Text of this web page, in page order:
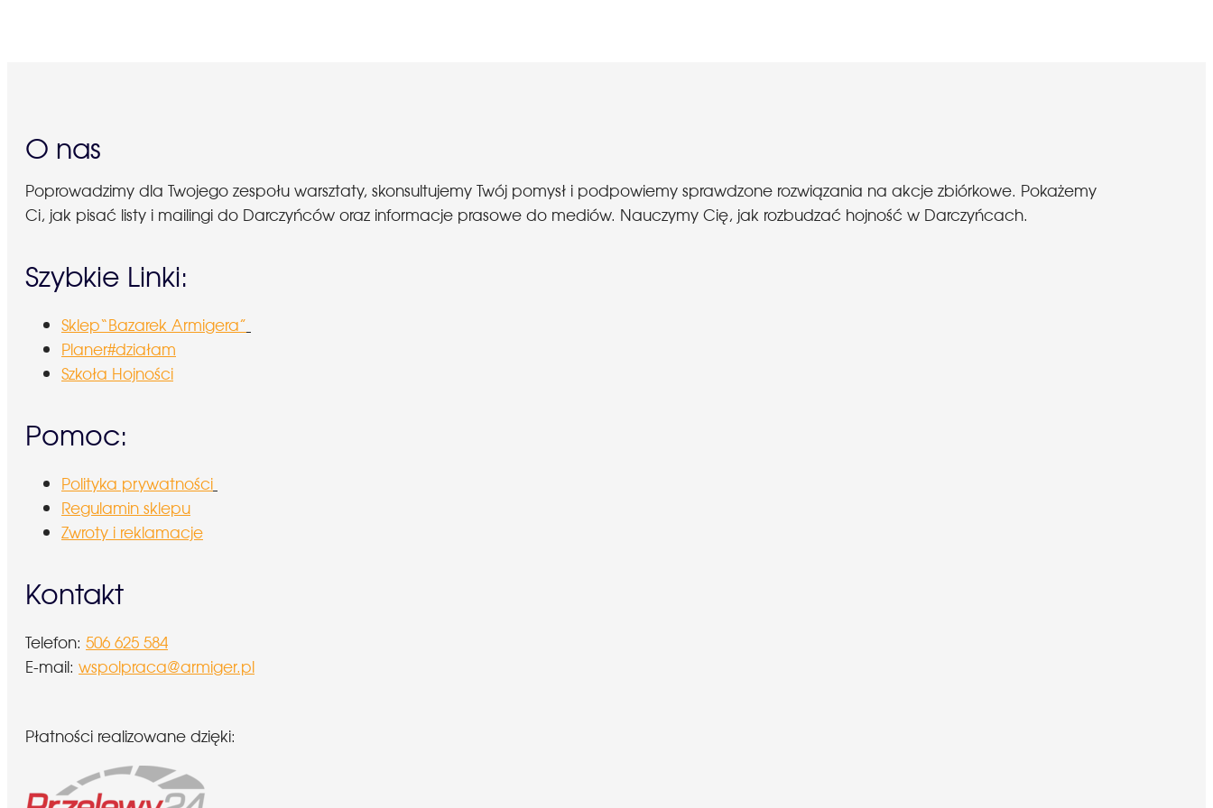
O nas
Poprowadzimy dla Twojego zespołu warsztaty, skonsultujemy Twój pomysł i podpowiemy sprawdzone rozwiązania na akcje zbiórkowe. Pokażemy
Ci, jak pisać listy i mailingi do Darczyńców oraz informacje prasowe do mediów. Nauczymy Cię, jak rozbudzać hojność w Darczyńcach.
Szybkie Linki:
Sklep“Bazarek Armigera”
Planer#działam
Szkoła Hojności
Pomoc:
Polityka prywatności
Regulamin sklepu
Zwroty i reklamacje
Kontakt
Telefon: 506 625 584
E-mail: wspolpraca@armiger.pl
Płatności realizowane dzięki: